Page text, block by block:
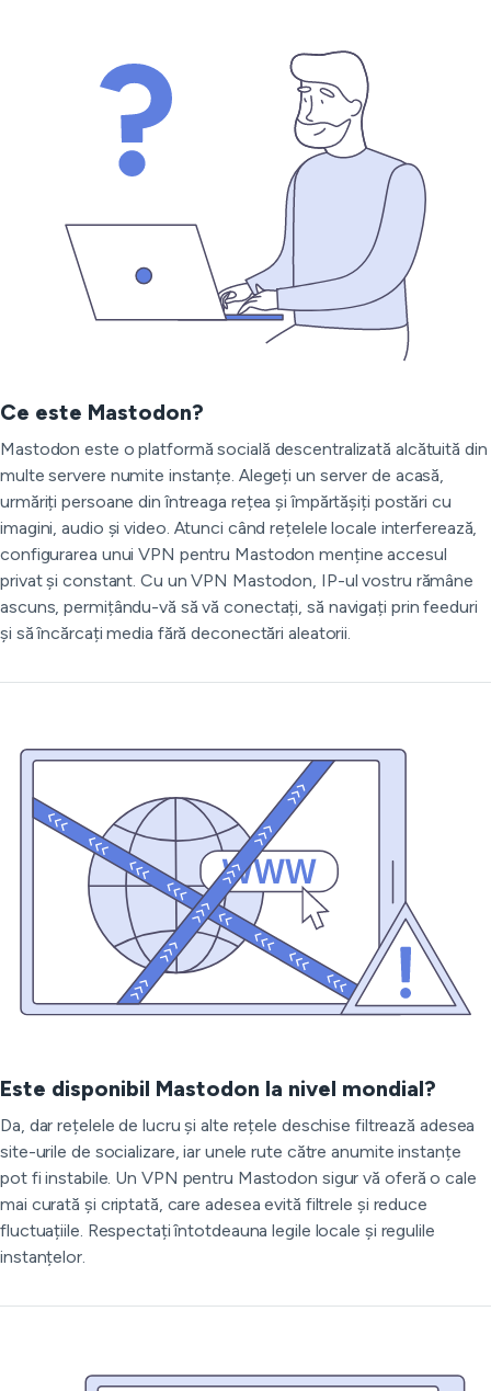
Ce este Mastodon?
Mastodon este o platformă socială descentralizată alcătuită din
multe servere numite instanțe. Alegeți un server de acasă,
urmăriți persoane din întreaga rețea și împărtășiți postări cu
imagini, audio și video. Atunci când rețelele locale interferează,
configurarea unui VPN pentru Mastodon menține accesul
privat și constant. Cu un VPN Mastodon, IP-ul vostru rămâne
ascuns, permițându-vă să vă conectați, să navigați prin feeduri
și să încărcați media fără deconectări aleatorii.
Este disponibil Mastodon la nivel mondial?
Da, dar rețelele de lucru și alte rețele deschise filtrează adesea
site-urile de socializare, iar unele rute către anumite instanțe
pot fi instabile. Un VPN pentru Mastodon sigur vă oferă o cale
mai curată și criptată, care adesea evită filtrele și reduce
fluctuațiile. Respectați întotdeauna legile locale și regulile
instanțelor.